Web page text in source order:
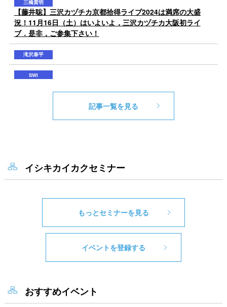
記事一覧を見る
イシキカイカクセミナー
もっとセミナーを見る
イベントを登録する
おすすめイベント